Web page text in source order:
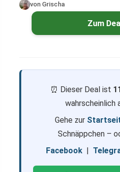
von Grischa
Zum
⏰ Dieser Deal ist
wahrscheinlich
Gehe zur
Schnäppchen –
Facebook |